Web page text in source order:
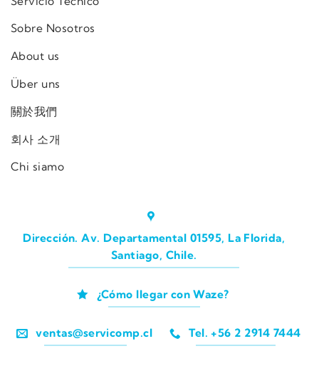
Sobre Nosotros
About us
Über uns
關於我們
회사 소개
Chi siamo
Dirección. Av. Departamental 01595, La Florida,
Santiago, Chile.
¿Cómo llegar con Waze?
ventas@servicomp.cl Tel. +56 2 2914 7444